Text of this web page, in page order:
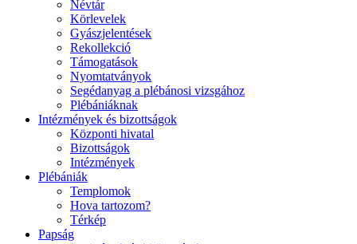
Névtár
Körlevelek
Gyászjelentések
Rekollekció
Támogatások
Nyomtatványok
Segédanyag a plébánosi vizsgához
Plébániáknak
Intézmények és bizottságok
Központi hivatal
Bizottságok
Intézmények
Plébániák
Templomok
Hova tartozom?
Térkép
Papság